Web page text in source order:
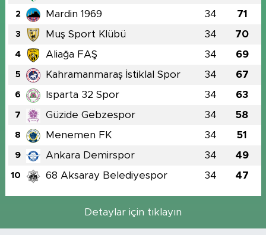
2 Mardin 1969 34 71
3 Muş Sport Klübü 34 70
4 Aliağa FAŞ 34 69
5 Kahramanmaraş İstiklal Spor 34 67
6 Isparta 32 Spor 34 63
7 Güzide Gebzespor 34 58
8 Menemen FK 34 51
9 Ankara Demirspor 34 49
10 68 Aksaray Belediyespor 34 47
Detaylar için tıklayın